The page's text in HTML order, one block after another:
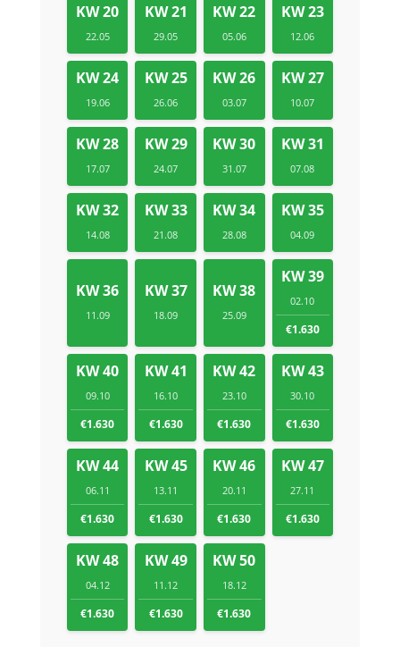
KW 20
22.05
KW 21
29.05
KW 22
05.06
KW 23
12.06
KW 24
19.06
KW 25
26.06
KW 26
03.07
KW 27
10.07
KW 28
17.07
KW 29
24.07
KW 30
31.07
KW 31
07.08
KW 32
14.08
KW 33
21.08
KW 34
28.08
KW 35
04.09
KW 36
11.09
KW 37
18.09
KW 38
25.09
KW 39
02.10
€1.630
KW 40
09.10
€1.630
KW 41
16.10
€1.630
KW 42
23.10
€1.630
KW 43
30.10
€1.630
KW 44
06.11
€1.630
KW 45
13.11
€1.630
KW 46
20.11
€1.630
KW 47
27.11
€1.630
KW 48
04.12
€1.630
KW 49
11.12
€1.630
KW 50
18.12
€1.630